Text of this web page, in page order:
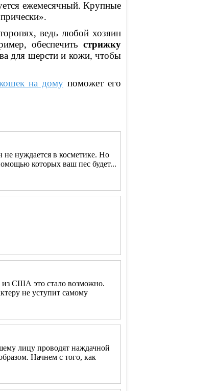
ежемесячный. Крупные
ведь любой хозяин
обеспечить стрижку
для шерсти и кожи, чтобы
на домупоможет его
нуждается в косметике. Но
которых ваш пес будет...
из США это стало возможно.
не уступит самому
лицу проводят наждачной
Начнем с того, как